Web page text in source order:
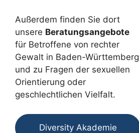
Außerdem finden Sie dort
unsere Beratungsangebote
für Betroffene von rechter
Gewalt in Baden-Württemberg
und zu Fragen der sexuellen
Orientierung oder
geschlechtlichen Vielfalt.
Diversity Akademie